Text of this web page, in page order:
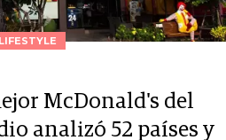
LIFESTYLE
McDonald's del
analizó 52 países y